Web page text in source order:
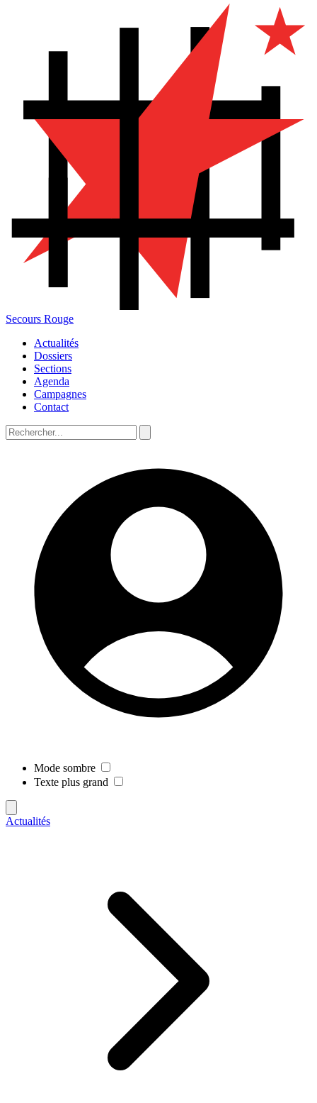
Secours Rouge
Actualités
Dossiers
Sections
Agenda
Campagnes
Contact
Mode sombre
Texte plus grand
Actualités